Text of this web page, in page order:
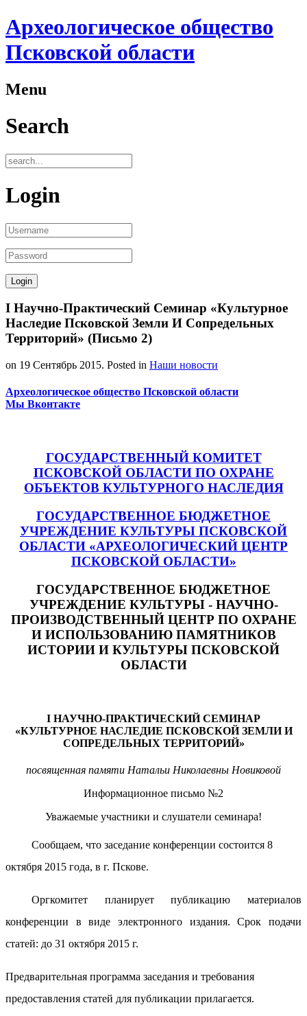
Археологическое общество
Псковской области
Menu
Search
Login
I Научно-Практический Семинар «Культурное
Наследие Псковской Земли И Сопредельных
Территорий» (Письмо 2)
on 19 Сентябрь 2015. Posted in Наши новости
Археологическое общество Псковской области
Мы Вконтакте
ГОСУДАРСТВЕННЫЙ КОМИТЕТ
ПСКОВСКОЙ ОБЛАСТИ ПО ОХРАНЕ
ОБЪЕКТОВ КУЛЬТУРНОГО НАСЛЕДИЯ
ГОСУДАРСТВЕННОЕ БЮДЖЕТНОЕ
УЧРЕЖДЕНИЕ КУЛЬТУРЫ ПСКОВСКОЙ
ОБЛАСТИ «АРХЕОЛОГИЧЕСКИЙ ЦЕНТР
ПСКОВСКОЙ ОБЛАСТИ»
ГОСУДАРСТВЕННОЕ БЮДЖЕТНОЕ
УЧРЕЖДЕНИЕ КУЛЬТУРЫ - НАУЧНО-
ПРОИЗВОДСТВЕННЫЙ ЦЕНТР ПО ОХРАНЕ
И ИСПОЛЬЗОВАНИЮ ПАМЯТНИКОВ
ИСТОРИИ И КУЛЬТУРЫ ПСКОВСКОЙ
ОБЛАСТИ
I НАУЧНО-ПРАКТИЧЕСКИЙ СЕМИНАР
«КУЛЬТУРНОЕ НАСЛЕДИЕ ПСКОВСКОЙ ЗЕМЛИ И
СОПРЕДЕЛЬНЫХ ТЕРРИТОРИЙ»
посвященная памяти Натальи Николаевны Новиковой
Информационное письмо №2
Уважаемые участники и слушатели семинара!
Сообщаем, что заседание конференции состоится 8
октября 2015 года, в г. Пскове.
Оргкомитет планирует публикацию материалов
конференции в виде электронного издания. Срок подачи
статей: до 31 октября 2015 г.
Предварительная программа заседания и требования
предоставления статей для публикации прилагается.